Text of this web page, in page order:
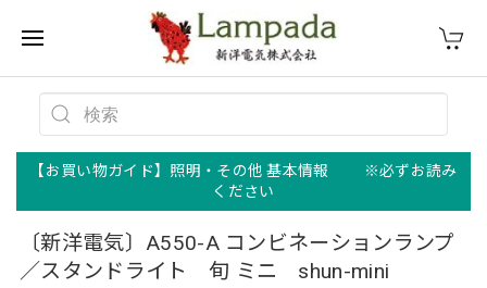
【お買い物ガイド】照明・その他 基本情報 ※必ずお読み
ください
〔新洋電気〕A550-A コンビネーションランプ
／スタンドライト 旬 ミニ shun-mini